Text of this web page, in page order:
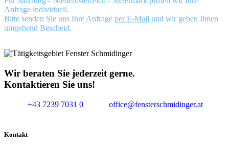
Anfrage individuell.
Bitte senden Sie uns Ihre Anfrage per E-Mail und wir geben Ihnen
umgehend Bescheid.
Wir beraten Sie jederzeit gerne.
Kontaktieren Sie uns!
+43 7239 7031 0 office@fensterschmidinger.at
Kontakt